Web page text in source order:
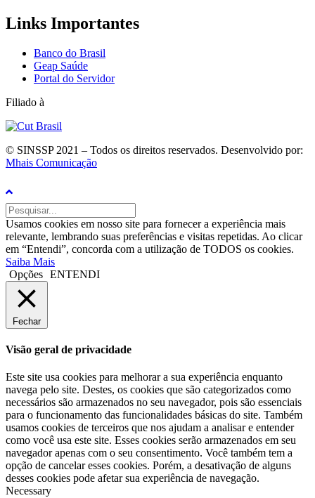
Links Importantes
Banco do Brasil
Geap Saúde
Portal do Servidor
Filiado à
© SINSSP 2021 – Todos os direitos reservados. Desenvolvido por:
Mhais Comunicação
Usamos cookies em nosso site para fornecer a experiência mais
relevante, lembrando suas preferências e visitas repetidas. Ao clicar
em “Entendi”, concorda com a utilização de TODOS os cookies.
Saiba Mais
Opções ENTENDI
Fechar
Visão geral de privacidade
Este site usa cookies para melhorar a sua experiência enquanto
navega pelo site. Destes, os cookies que são categorizados como
necessários são armazenados no seu navegador, pois são essenciais
para o funcionamento das funcionalidades básicas do site. Também
usamos cookies de terceiros que nos ajudam a analisar e entender
como você usa este site. Esses cookies serão armazenados em seu
navegador apenas com o seu consentimento. Você também tem a
opção de cancelar esses cookies. Porém, a desativação de alguns
desses cookies pode afetar sua experiência de navegação.
Necessary